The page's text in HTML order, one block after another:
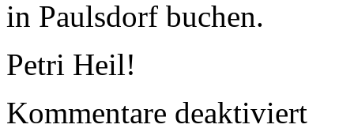
in Paulsdorf buchen.
Petri Heil!
Kommentare deaktiviert